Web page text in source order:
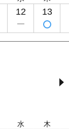
12 13
水 木